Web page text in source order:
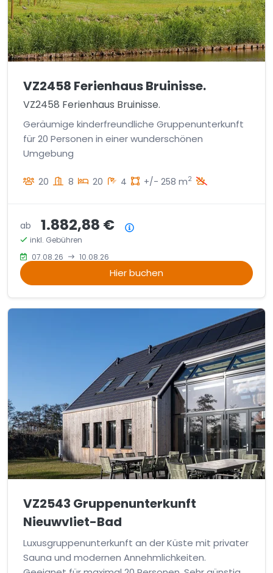
VZ2458 Ferienhaus Bruinisse.
VZ2458 Ferienhaus Bruinisse.
Geräumige kinderfreundliche Gruppenunterkunft
für 20 Personen in einer wunderschönen
Umgebung
20 8 20 4 +/- 258 m2
ab 1.882,88 €
inkl. Gebühren
07.08.26
10.08.26
Hier buchen
VZ2543 Gruppenunterkunft
Nieuwvliet-Bad
Luxusgruppenunterkunft an der Küste mit privater
Sauna und modernen Annehmlichkeiten.